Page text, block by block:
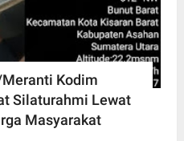
Kodim
Silaturahmi Lewat
Masyarakat